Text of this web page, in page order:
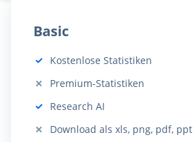
Basic
Beinhaltet:
Kostenlose Statistiken
Nicht beinhaltet:
Premium-Statistiken
Beinhaltet:
Research AI
Nicht beinhaltet:
Download als xls, png, pdf, ppt